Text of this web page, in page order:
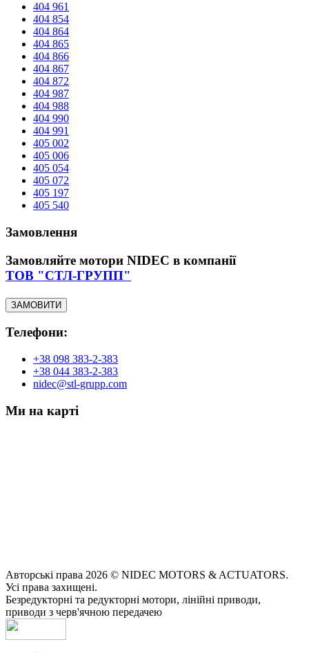
404 961
404 854
404 864
404 865
404 866
404 867
404 872
404 987
404 988
404 990
404 991
405 002
405 006
405 054
405 072
405 197
405 540
Замовлення
Замовляйте мотори NIDEC в компанії
ТОВ "СТЛ-ГРУПП"
ЗАМОВИТИ
Телефони:
+38 098 383-2-383
+38 044 383-2-383
nidec@stl-grupp.com
Ми на карті
Авторські права 2026 © NIDEC MOTORS & ACTUATORS.
Усі права захищені.
Безредукторні та редукторні мотори, лінійні приводи,
приводи з черв'ячною передачею